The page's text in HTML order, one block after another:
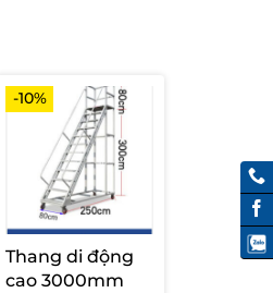
-10%
Thang di động
cao 3000mm